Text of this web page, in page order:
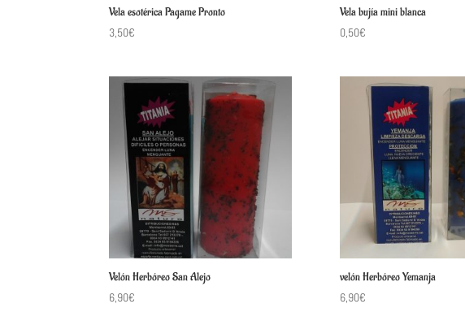
Vela esotérica Pagame Pronto
3,50€
Vela bujía mini blanca
0,50€
Velón Herbóreo San Alejo
6,90€
velón Herbóreo Yemanja
6,90€